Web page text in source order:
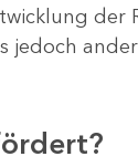
der
jedoch